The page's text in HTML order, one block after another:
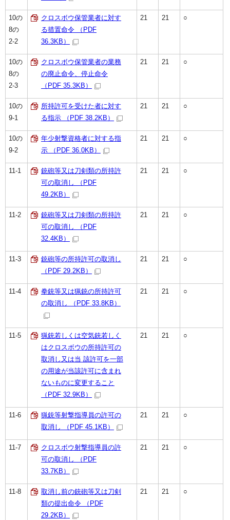
10の
8の
2-2
クロスボウ保管業者に対す
る措置命令 （PDF
36.3KB）
21 21 ○
10の
8の
2-3
クロスボウ保管業者の業務
の廃止命令、停止命令
（PDF 35.3KB）
21 21 ○
10の
9-1
所持許可を受けた者に対す
る指示 （PDF 38.2KB）
21 21 ○
10の
9-2
年少射撃資格者に対する指
示 （PDF 36.0KB）
21 21 ○
11-1
銃砲等又は刀剣類の所持許
可の取消し （PDF
49.2KB）
21 21 ○
11-2
銃砲等又は刀剣類の所持許
可の取消し （PDF
32.4KB）
21 21 ○
11-3
銃砲等の所持許可の取消し
（PDF 29.2KB）
21 21 ○
11-4
拳銃等又は猟銃の所持許可
の取消し （PDF 33.8KB）
21 21 ○
11-5
猟銃若しくは空気銃若しく
はクロスボウの所持許可の
取消し又は当 該許可を一部
の用途が当該許可に含まれ
ないものに変更すること
（PDF 32.9KB）
21 21 ○
11-6
猟銃等射撃指導員の許可の
取消し （PDF 45.1KB）
21 21 ○
11-7
クロスボウ射撃指導員の許
可の取消し （PDF
33.7KB）
21 21 ○
11-8
取消し前の銃砲等又は刀剣
類の提出命令 （PDF
29.2KB）
21 21 ○